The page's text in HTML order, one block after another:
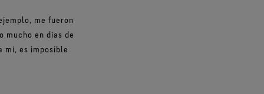
me fueron
mucho en días de
mí, es imposible